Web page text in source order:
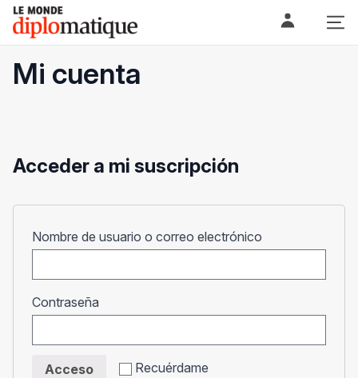
Skip
content
Le monde diplomatique
Mi cuenta
Acceder a mi suscripción
Nombre de usuario o correo electrónico
Contraseña
Recuérdame
Acceso